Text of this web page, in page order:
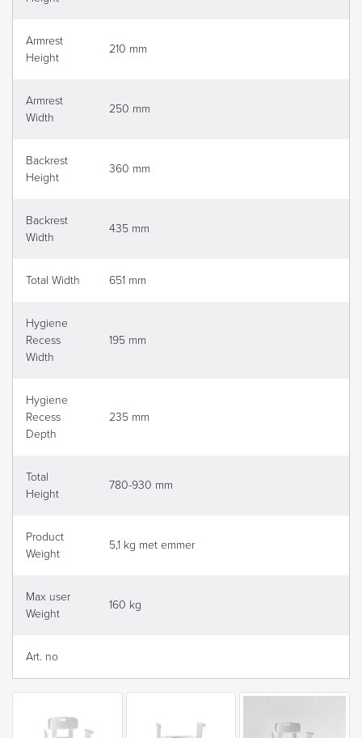
Armrest
Height
210 mm
Armrest
Width
250 mm
Backrest
Height
360 mm
Backrest
Width
435 mm
Total Width 651 mm
Hygiene
Recess
Width
195 mm
Hygiene
Recess
Depth
235 mm
Total
Height
780-930 mm
Product
Weight
5,1 kg met emmer
Max user
Weight
160 kg
Art. no